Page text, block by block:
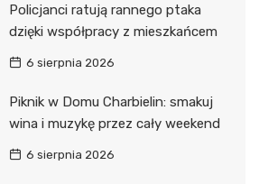
Policjanci ratują rannego ptaka
dzięki współpracy z mieszkańcem
6 sierpnia 2026
Piknik w Domu Charbielin: smakuj
wina i muzykę przez cały weekend
6 sierpnia 2026